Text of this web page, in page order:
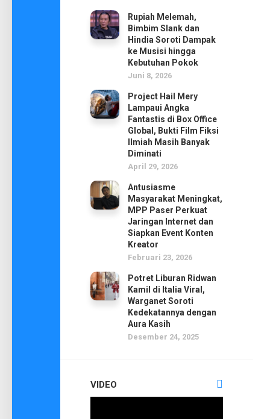
Rupiah Melemah,
Bimbim Slank dan
Hindia Soroti Dampak
ke Musisi hingga
Kebutuhan Pokok
Juni 8, 2026
Project Hail Mery
Lampaui Angka
Fantastis di Box Office
Global, Bukti Film Fiksi
Ilmiah Masih Banyak
Diminati
April 29, 2026
Antusiasme
Masyarakat Meningkat,
MPP Paser Perkuat
Jaringan Internet dan
Siapkan Event Konten
Kreator
Februari 23, 2026
Potret Liburan Ridwan
Kamil di Italia Viral,
Warganet Soroti
Kedekatannya dengan
Aura Kasih
Desember 24, 2025
VIDEO